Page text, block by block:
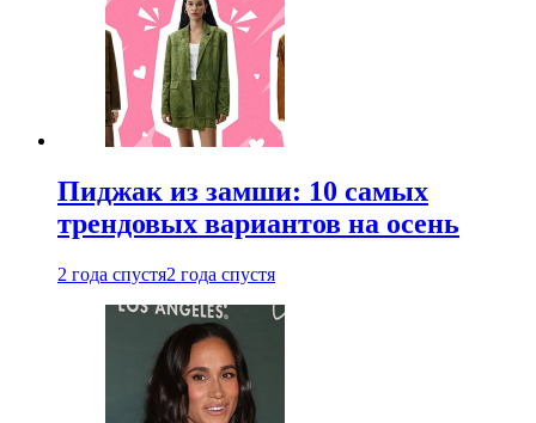
Пиджак из замши: 10 самых
трендовых вариантов на осень
2 года спустя2 года спустя